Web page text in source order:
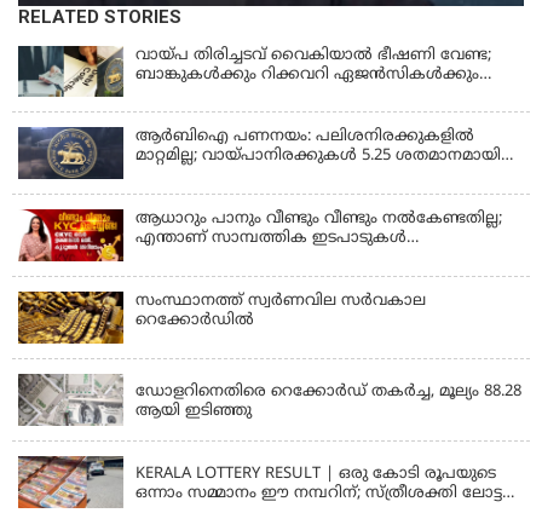
RELATED STORIES
വായ്പ തിരിച്ചടവ് വൈകിയാൽ ഭീഷണി വേണ്ട;
ബാങ്കുകൾക്കും റിക്കവറി ഏജൻസികൾക്കും
ഇഎംഐ മുടങ്ങിയാല്‍ സ്മാര്‍ട്ട് ഫോണ്‍ ലോക്ക്
ആകുമോ? ആര്‍ബിഐയുടെ പുതിയ
നിര്‍ദേശങ്ങള്‍
ആർബിഐ പണനയം: പലിശനിരക്കുകളിൽ
മാറ്റമില്ല; വായ്പാനിരക്കുകൾ 5.25 ശതമാനമായി
ആധാറും പാനും വീണ്ടും വീണ്ടും നൽകേണ്ടതില്ല;
എന്താണ് സാമ്പത്തിക ഇടപാടുകൾ
സംസ്ഥാനത്ത് സ്വര്‍ണവില സര്‍വകാല
റെക്കോര്‍ഡില്‍
ഡോളറിനെതിരെ റെക്കോർഡ് തകർച്ച, മൂല്യം 88.28
ആയി ഇടിഞ്ഞു
KERALA LOTTERY RESULT | ഒരു കോടി രൂപയുടെ
ഒന്നാം സമ്മാനം ഈ നമ്പറിന്; സ്ത്രീശക്തി ലോട്ടറി